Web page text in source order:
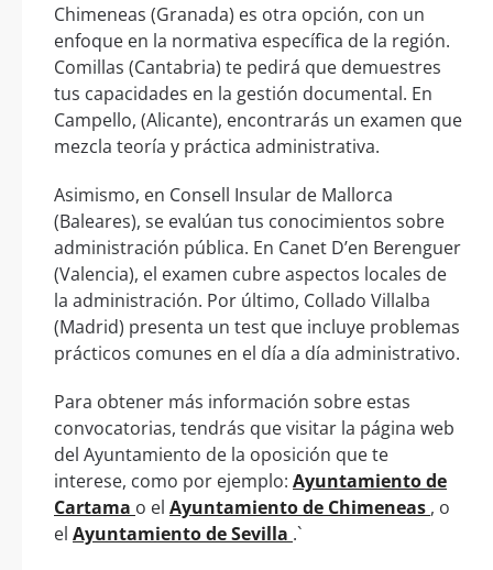
Chimeneas (Granada) es otra opción, con un
enfoque en la normativa específica de la región.
Comillas (Cantabria) te pedirá que demuestres
tus capacidades en la gestión documental. En
Campello, (Alicante), encontrarás un examen que
mezcla teoría y práctica administrativa.
Asimismo, en Consell Insular de Mallorca
(Baleares), se evalúan tus conocimientos sobre
administración pública. En Canet D’en Berenguer
(Valencia), el examen cubre aspectos locales de
la administración. Por último, Collado Villalba
(Madrid) presenta un test que incluye problemas
prácticos comunes en el día a día administrativo.
Para obtener más información sobre estas
convocatorias, tendrás que visitar la página web
del Ayuntamiento de la oposición que te
interese, como por ejemplo: Ayuntamiento de
Cartama o el Ayuntamiento de Chimeneas , o
el Ayuntamiento de Sevilla .`